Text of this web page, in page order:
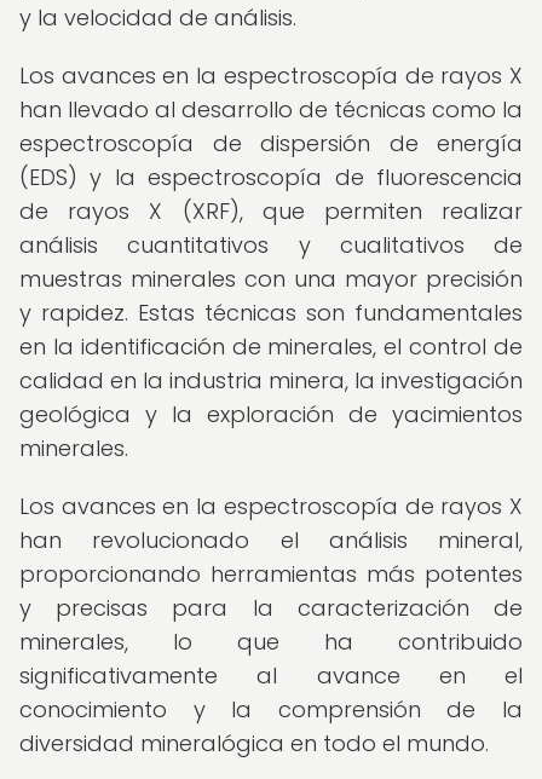
y la velocidad de análisis.
Los avances en la espectroscopía de rayos X
han llevado al desarrollo de técnicas como la
espectroscopía de dispersión de energía
(EDS) y la espectroscopía de fluorescencia
de rayos X (XRF), que permiten realizar
análisis cuantitativos y cualitativos de
muestras minerales con una mayor precisión
y rapidez. Estas técnicas son fundamentales
en la identificación de minerales, el control de
calidad en la industria minera, la investigación
geológica y la exploración de yacimientos
minerales.
Los avances en la espectroscopía de rayos X
han revolucionado el análisis mineral,
proporcionando herramientas más potentes
y precisas para la caracterización de
minerales, lo que ha contribuido
significativamente al avance en el
conocimiento y la comprensión de la
diversidad mineralógica en todo el mundo.